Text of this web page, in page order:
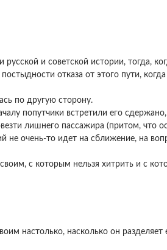
и советской истории, тогда,
отказа от этого пути,
по другую сторону.
попутчики встретили его
лишнего пассажира (притом, что
не очень-то идет на сближение, на
с которым нельзя хитрить и с
настолько, насколько он разделяет